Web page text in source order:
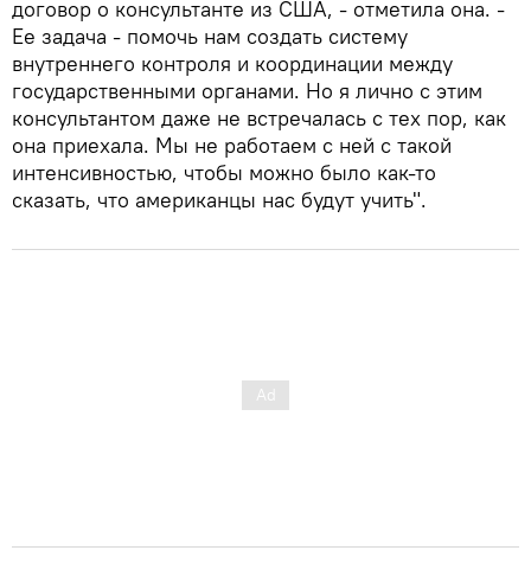
договор о консультанте из США, - отметила она. -
Ее задача - помочь нам создать систему
внутреннего контроля и координации между
государственными органами. Но я лично с этим
консультантом даже не встречалась с тех пор, как
она приехала. Мы не работаем с ней с такой
интенсивностью, чтобы можно было как-то
сказать, что американцы нас будут учить".